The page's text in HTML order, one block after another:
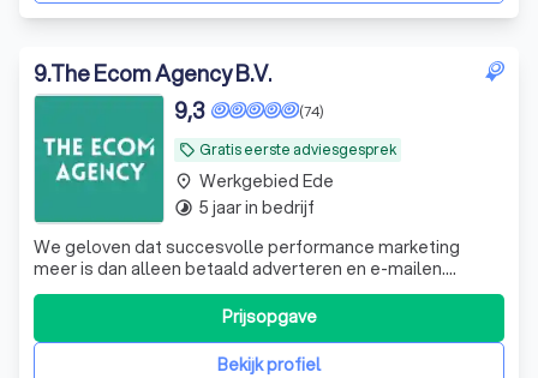
9.The Ecom Agency B.V.
local_offer Gratis eerste adviesgesprek
(74)
9,3
We geloven dat succesvolle performance marketing
meer is dan alleen betaald adverteren en e-mailen.
Daarom gaan we verder: we zijn niet alleen uitvoerders,
maar adviseurs die meedenken met alle facetten van je
bedrijf. Met onze Beyond Paid Advertising methode
helpen wij ambitieuze bedrijven groeien
Bekijk profiel
Prijsopgave
place Werkgebied Ede
timelapse 5 jaar in bedrijf